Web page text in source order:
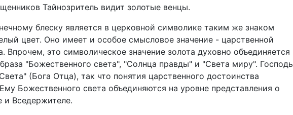
Тайнозритель видит золотые венцы.
блеску является в церковной символике таким же знаком
цвет. Оно имеет и особое смысловое значение - царственной
Впрочем, это символическое значение золота духовно объединяется
"Божественного света", "Солнца правды" и "Света миру". Господь
(Бога Отца), так что понятия царственного достоинства
Божественного света объединяются на уровне представления о
и Вседержителе.